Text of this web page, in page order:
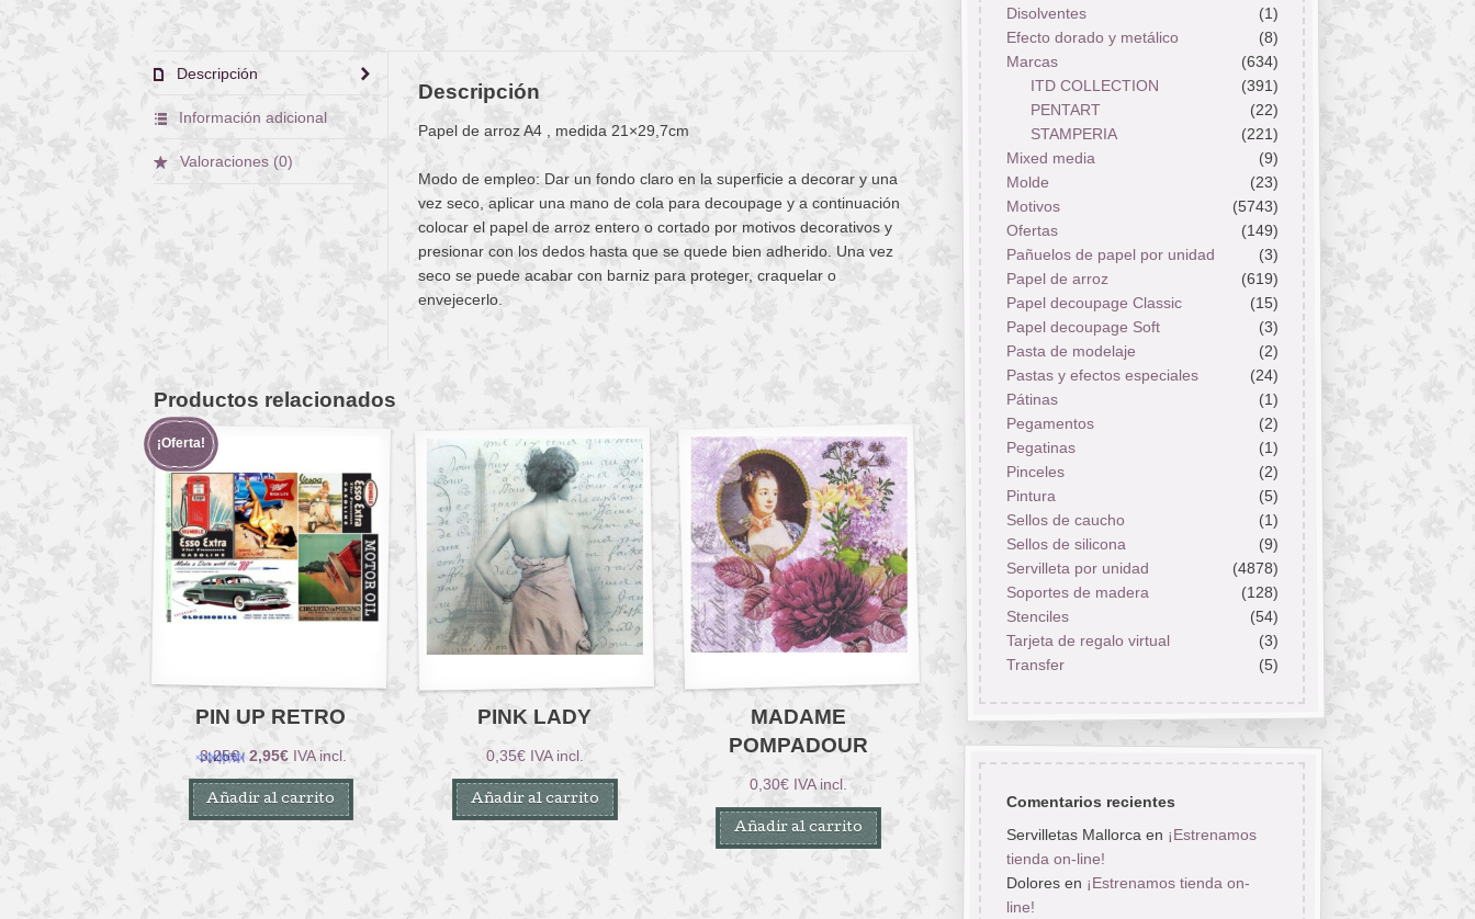
Descripción
Información adicional
Valoraciones (0)
Descripción
Papel de arroz A4 , medida 21×29,7cm
Modo de empleo: Dar un fondo claro en la superficie a decorar y una
vez seco, aplicar una mano de cola para decoupage y a continuación
colocar el papel de arroz entero o cortado por motivos decorativos y
presionar con los dedos hasta que se quede bien adherido. Una vez
seco se puede acabar con barniz para proteger, craquelar o
envejecerlo.
Productos relacionados
PIN UP RETRO
3,25€ El
precio
original
2,95€El
precio
actual
IVA incl.
¡Oferta!
Añadir al carrito
PINK LADY
0,35€ IVA incl.
Añadir al carrito
MADAME
POMPADOUR
0,30€ IVA incl.
Añadir al carrito
Disolventes
(1)
Efecto dorado y metálico
(8)
Marcas
(634)
ITD COLLECTION
(391)
PENTART
(22)
STAMPERIA
(221)
Mixed media
(9)
Molde
(23)
Motivos
(5743)
Ofertas
(149)
Pañuelos de papel por unidad
(3)
Papel de arroz
(619)
Papel decoupage Classic
(15)
Papel decoupage Soft
(3)
Pasta de modelaje
(2)
Pastas y efectos especiales
(24)
Pátinas
(1)
Pegamentos
(2)
Pegatinas
(1)
Pinceles
(2)
Pintura
(5)
Sellos de caucho
(1)
Sellos de silicona
(9)
Servilleta por unidad
(4878)
Soportes de madera
(128)
Stenciles
(54)
Tarjeta de regalo virtual
(3)
Transfer
(5)
Comentarios recientes
Servilletas Mallorcaen ¡Estrenamos
tienda on-line!
Doloresen ¡Estrenamos tienda on-
line!